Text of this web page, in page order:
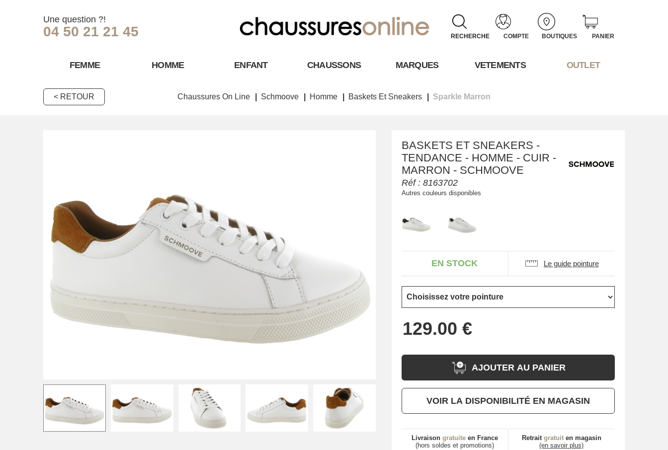
Une question ?!
04 50 21 21 45 RECHERCHE COMPTE BOUTIQUES PANIER
FEMME HOMME ENFANT CHAUSSONS MARQUES VETEMENTS OUTLET
< RETOUR Chaussures On Line Schmoove Homme Baskets Et Sneakers Sparkle Marron
BASKETS ET SNEAKERS -
TENDANCE - HOMME - CUIR -
MARRON - SCHMOOVE
Réf :8163702
Autres couleurs disponibles
EN STOCK Le guide pointure
AJOUTER AU PANIER
VOIR LA DISPONIBILITÉ EN MAGASIN
Livraison gratuiteen France
(hors soldes et promotions)
Retrait gratuiten magasin
(en savoir plus)